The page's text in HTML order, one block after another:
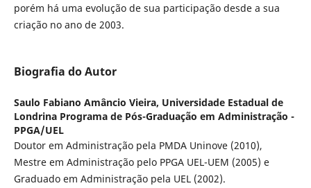
porém há uma evolução de sua participação desde a sua
criação no ano de 2003.
Biografia do Autor
Saulo Fabiano Amâncio Vieira, Universidade Estadual de
Londrina Programa de Pós-Graduação em Administração -
PPGA/UEL
Doutor em Administração pela PMDA Uninove (2010),
Mestre em Administração pelo PPGA UEL-UEM (2005) e
Graduado em Administração pela UEL (2002).